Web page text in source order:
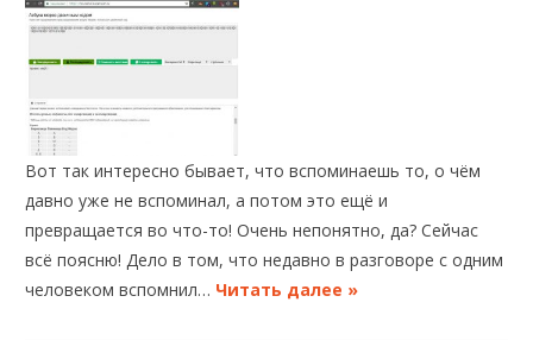
Вот так интересно бывает, что вспоминаешь то, о чём
давно уже не вспоминал, а потом это ещё и
превращается во что-то! Очень непонятно, да? Сейчас
всё поясню! Дело в том, что недавно в разговоре с одним
человеком вспомнил… Читать далее »